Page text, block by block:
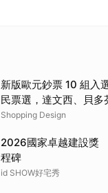
新版歐元鈔票 10 組入
民票選，達文西、貝多
一次看
Shopping Design
2026國家卓越建設獎
程碑
id SHOW好宅秀